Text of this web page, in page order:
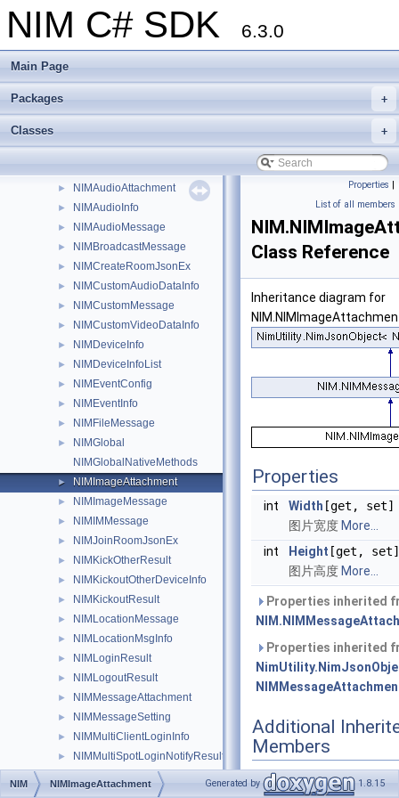
NIM C# SDK 6.3.0
Main Page
+
Packages
+
Classes
► GlobalAPI
► HostArea
► LoginResultEventArgs
►
► NativeConfig
► NIMAudioAttachment
► NIMAudioInfo
► NIMAudioMessage
► NIMBroadcastMessage
► NIMCreateRoomJsonEx
► NIMCustomAudioDataInfo
► NIMCustomMessage
► NIMCustomVideoDataInfo
► NIMDeviceInfo
► NIMDeviceInfoList
► NIMEventConfig
► NIMEventInfo
► NIMFileMessage
►
NIMGlobal
NIMGlobalNativeMethods
► NIMImageAttachment
► NIMImageMessage
► NIMIMMessage
► NIMJoinRoomJsonEx
► NIMKickOtherResult
► NIMKickoutOtherDeviceInfo
► NIMKickoutResult
► NIMLocationMessage
► NIMLocationMsgInfo
► NIMLoginResult
► NIMLogoutResult
► NIMMessageAttachment
► NIMMessageSetting
► NIMMultiClientLoginInfo
► NIMMultiSpotLoginNotifyResult
NIMReceivedMessage
NIMReceiveMessageEventArgs
Properties |
List of all members
Class Reference
Inheritance diagram for
Properties
int Width [get, set]
图片宽度 More...
int
Height [get, set]
图片高度 More...
Properties inherited
Properties inherited
Additional
Members
Public Member
NIM NIMImageAttachment Generated by 1.8.15